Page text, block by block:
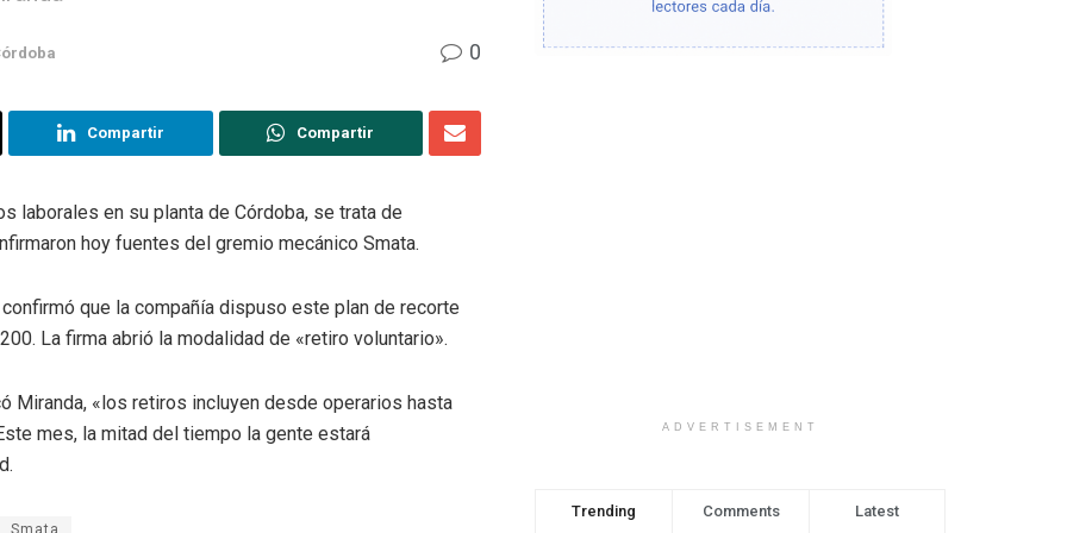
0
Compartir Compartir
laborales en su planta de Córdoba, se trata de
hoy fuentes del gremio mecánico Smata.
confirmó que la compañía dispuso este plan de recorte
La firma abrió la modalidad de «retiro voluntario».
Miranda, «los retiros incluyen desde operarios hasta
mes, la mitad del tiempo la gente estará
Smata
ADVERTISEMENT
Trending Comments Latest